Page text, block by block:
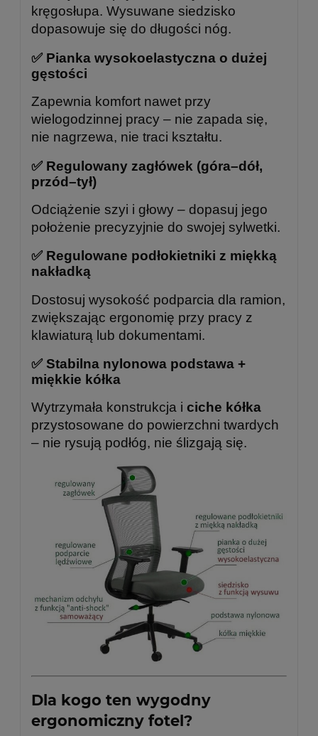
kręgosłupa. Wysuwane siedzisko
dopasowuje się do długości nóg.
✅ Pianka wysokoelastyczna o dużej
gęstości
Zapewnia komfort nawet przy
wielogodzinnej pracy – nie zapada się,
nie nagrzewa, nie traci kształtu.
✅ Regulowany zagłówek (góra–dół,
przód–tył)
Odciążenie szyi i głowy – dopasuj jego
położenie precyzyjnie do swojej sylwetki.
✅ Regulowane podłokietniki z miękką
nakładką
Dostosuj wysokość podparcia dla ramion,
zwiększając ergonomię przy pracy z
klawiaturą lub dokumentami.
✅ Stabilna nylonowa podstawa +
miękkie kółka
Wytrzymała konstrukcja i ciche kółka
przystosowane do powierzchni twardych
– nie rysują podłóg, nie ślizgają się.
Dla kogo ten wygodny
ergonomiczny fotel?